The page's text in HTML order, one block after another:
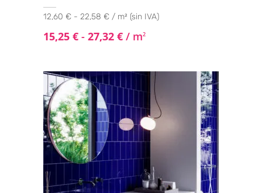
12,60 € - 22,58 € / m² (sin IVA)
15,25 € - 27,32 € / m2